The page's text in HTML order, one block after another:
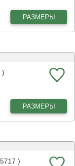
РАЗМЕРЫ
)
РАЗМЕРЫ
)